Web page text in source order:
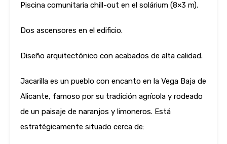
Piscina comunitaria chill-out en el solárium (8×3 m).
Dos ascensores en el edificio.
Diseño arquitectónico con acabados de alta calidad.
Jacarilla es un pueblo con encanto en la Vega Baja de
Alicante, famoso por su tradición agrícola y rodeado
de un paisaje de naranjos y limoneros. Está
estratégicamente situado cerca de: